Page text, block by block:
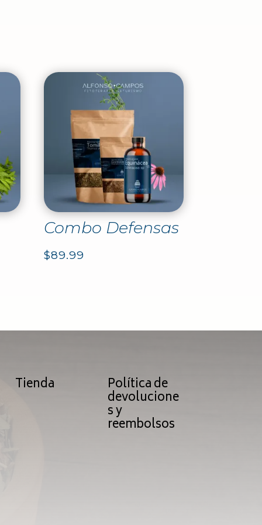
Combo Defensas
$89.99
Tienda Política de
devolucione
s y
reembolsos